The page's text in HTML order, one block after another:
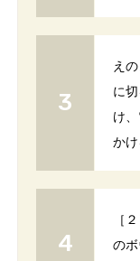
え
に
け
かけ
［
の